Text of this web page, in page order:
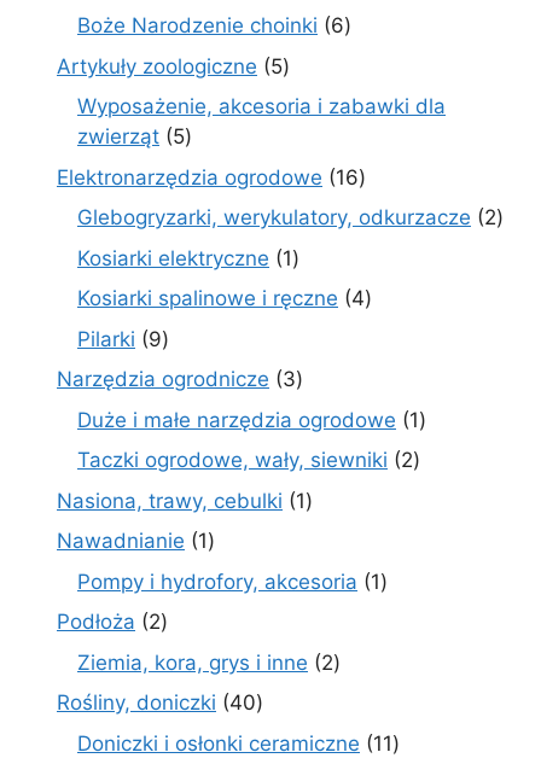
produktów
Boże Narodzenie choinki 66
Artykuły zoologiczne 55
produktów
Wyposażenie, akcesoria i zabawki dla
zwierząt 55
produktów
Elektronarzędzia ogrodowe 1616
produktów
Glebogryzarki, werykulatory, odkurzacze 22
Kosiarki elektryczne 11
produkt
Kosiarki spalinowe i ręczne 44
Pilarki 99
produktów
Narzędzia ogrodnicze 33
produkty
Duże i małe narzędzia ogrodowe 11
Taczki ogrodowe, wały, siewniki 22
Nasiona, trawy, cebulki 11
Nawadnianie 11
produkt
Pompy i hydrofory, akcesoria 11
Podłoża 22
Ziemia, kora, grys i inne 22
Rośliny, doniczki 4040
produktów
Doniczki i osłonki ceramiczne 1111